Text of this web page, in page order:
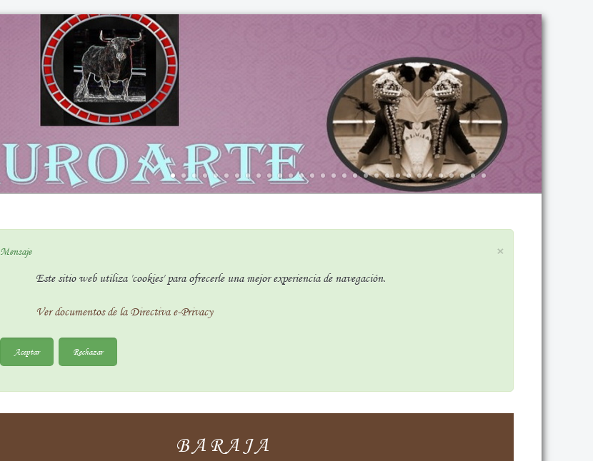
×
Mensaje
Este sitio web utiliza 'cookies' para ofrecerle una mejor experiencia de navegación.
Ver documentos de la Directiva e-Privacy
Aceptar Rechazar
BARAJA